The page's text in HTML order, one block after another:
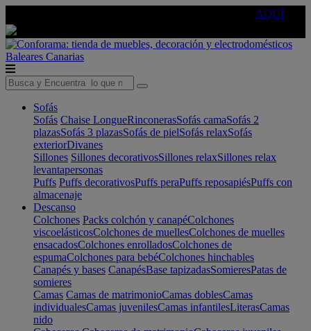
AQUÍ
Baleares Canarias
Sofás
Sofás Chaise LongueRinconerasSofás camaSofás 2
plazasSofás 3 plazasSofás de pielSofás relaxSofás
exteriorDivanes
Sillones Sillones decorativosSillones relaxSillones relax
levantapersonas
Puffs Puffs decorativosPuffs peraPuffs reposapiésPuffs con
almacenaje
Descanso
Colchones Packs colchón y canapéColchones
viscoelásticosColchones de muellesColchones de muelles
ensacadosColchones enrolladosColchones de
espumaColchones para bebéColchones hinchables
Canapés y bases CanapésBase tapizadasSomieresPatas de
somieres
Camas Camas de matrimonioCamas doblesCamas
individualesCamas juvenilesCamas infantilesLiterasCamas
nido